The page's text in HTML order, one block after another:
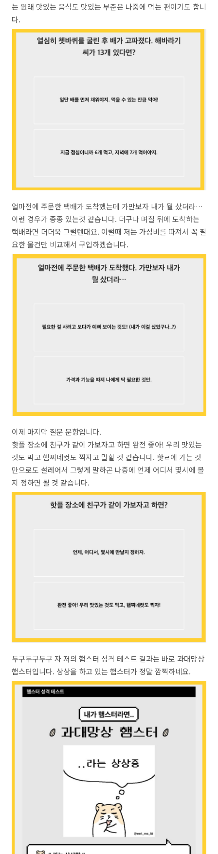
는 원래 맛있는 음식도 맛있는 부준은 나중에 먹는 편이기도 합니
다.
얼마전에 주문한 택배가 도착했는데 가만보자 내가 뭘 샀더라…
이런 경우가 종종 있는것 같습니다. 더구나 며칠 뒤에 도착하는
택배라면 더더욱 그럴텐대요. 이럴때 저는 가성비를 따져서 꼭 필
요한 물건만 비교해서 구입하겠습니다.
이제 마지막 질문 문항입니다.
핫플 장소에 친구가 같이 가보자고 하면 완전 좋아! 우리 맛있는
것도 먹고 햄찌네컷도 찍자고 말할 것 같습니다. 핫ㄹ에 가는 것
만으로도 설레어서 그렇게 말하곤 나중에 언제 어디서 몇시에 볼
지 정하면 될 것 같습니다.
두구두구두구 자 저의 햄스터 성격 테스트 결과는 바로 과대망상
햄스터입니다. 상상을 하고 있는 햄스터가 정말 깜찍하네요.